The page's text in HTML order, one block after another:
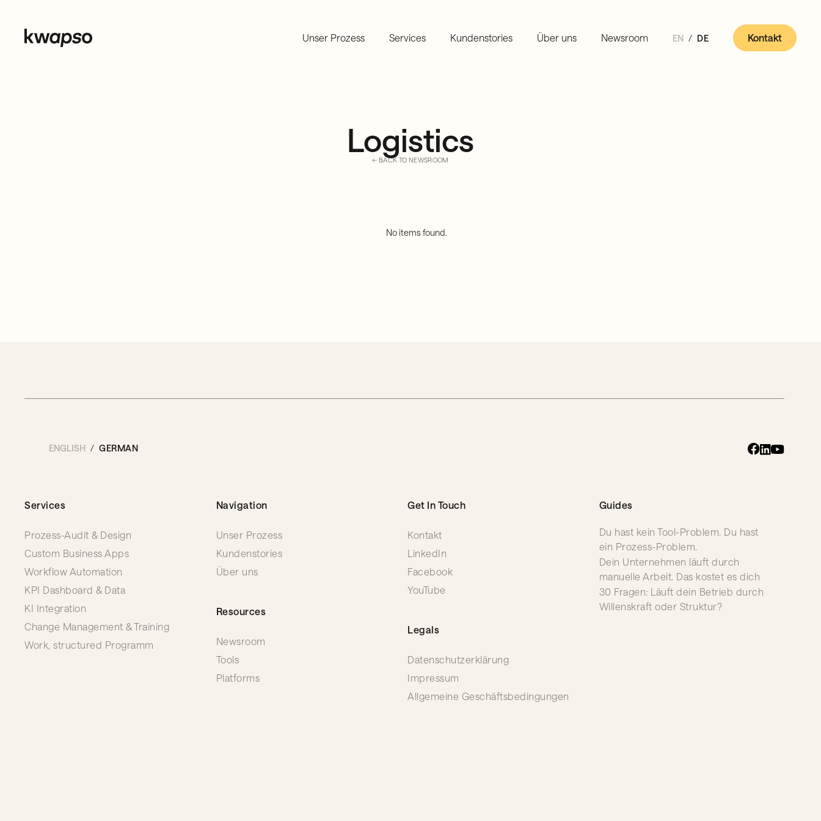
Unser Prozess Services Kundenstories Über uns Newsroom EN DE Kontakt
Logistics
← BACK TO NEWSROOM
No items found.
ENGLISH GERMAN
Services
Prozess-Audit & Design
Custom Business Apps
Workflow Automation
KPI Dashboard & Data
KI Integration
Change Management & Training
Work, structured Programm
Navigation
Unser Prozess
Kundenstories
Über uns
Resources
Newsroom
Tools
Platforms
Get In Touch
Kontakt
LinkedIn
Facebook
YouTube
Legals
Datenschutzerklärung
Impressum
Allgemeine Geschäftsbedingungen
Guides
Du hast kein Tool-Problem. Du hast
ein Prozess-Problem.
Dein Unternehmen läuft durch
manuelle Arbeit. Das kostet es dich
30 Fragen: Läuft dein Betrieb durch
Willenskraft oder Struktur?